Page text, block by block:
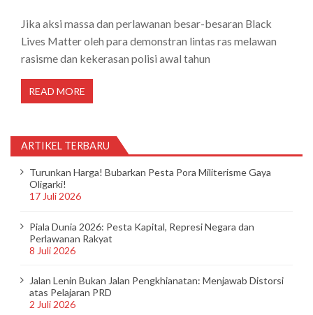
Jika aksi massa dan perlawanan besar-besaran Black
Lives Matter oleh para demonstran lintas ras melawan
rasisme dan kekerasan polisi awal tahun
READ MORE
ARTIKEL TERBARU
Turunkan Harga! Bubarkan Pesta Pora Militerisme Gaya
Oligarki!
17 Juli 2026
Piala Dunia 2026: Pesta Kapital, Represi Negara dan
Perlawanan Rakyat
8 Juli 2026
Jalan Lenin Bukan Jalan Pengkhianatan: Menjawab Distorsi
atas Pelajaran PRD
2 Juli 2026